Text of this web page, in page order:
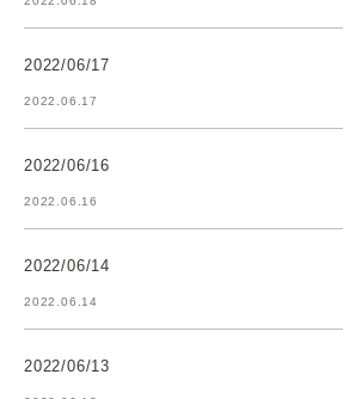
2022/06/17
2022.06.17
2022/06/16
2022.06.16
2022/06/14
2022.06.14
2022/06/13